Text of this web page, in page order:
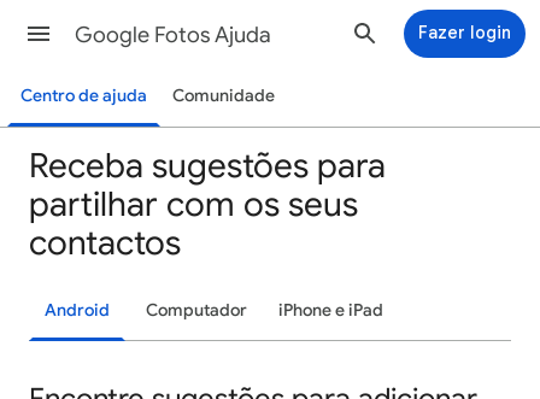
Google Fotos Ajuda Fazer login
Centro de ajuda Comunidade
Receba sugestões para
partilhar com os seus
contactos
Android Computador iPhone e iPad